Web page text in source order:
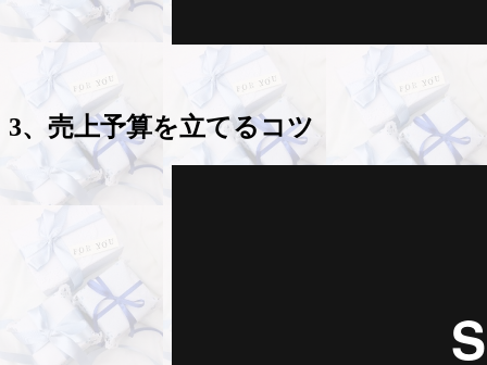
3、売上予算を立てるコツ